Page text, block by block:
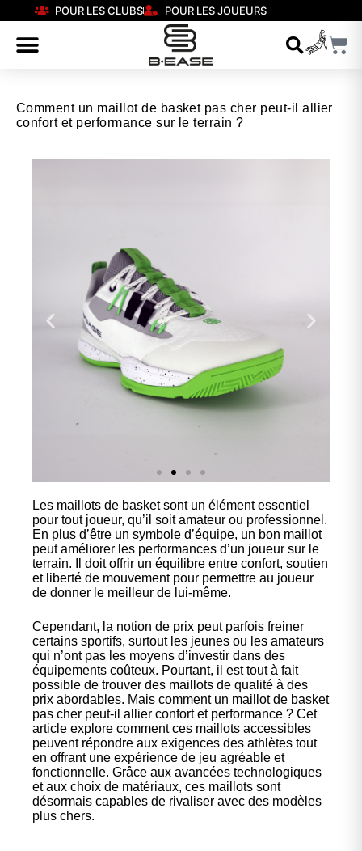
POUR LES CLUBS POUR LES JOUEURS
Comment un maillot de basket pas cher peut-il allier
confort et performance sur le terrain ?
Nos
chaussures
Confort et performance à
prix accessible.
Cliquez ici
Les maillots de basket sont un élément essentiel
pour tout joueur, qu’il soit amateur ou professionnel.
En plus d’être un symbole d’équipe, un bon maillot
peut améliorer les performances d’un joueur sur le
terrain. Il doit offrir un équilibre entre confort, soutien
et liberté de mouvement pour permettre au joueur
de donner le meilleur de lui-même.
Cependant, la notion de prix peut parfois freiner
certains sportifs, surtout les jeunes ou les amateurs
qui n’ont pas les moyens d’investir dans des
équipements coûteux. Pourtant, il est tout à fait
possible de trouver des maillots de qualité à des
prix abordables. Mais comment un maillot de basket
pas cher peut-il allier confort et performance ? Cet
article explore comment ces maillots accessibles
peuvent répondre aux exigences des athlètes tout
en offrant une expérience de jeu agréable et
fonctionnelle. Grâce aux avancées technologiques
et aux choix de matériaux, ces maillots sont
désormais capables de rivaliser avec des modèles
plus chers.